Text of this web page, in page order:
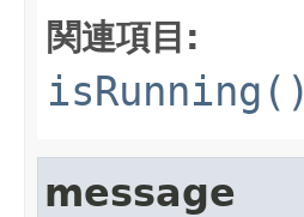
関連項目:
isRunning()
message